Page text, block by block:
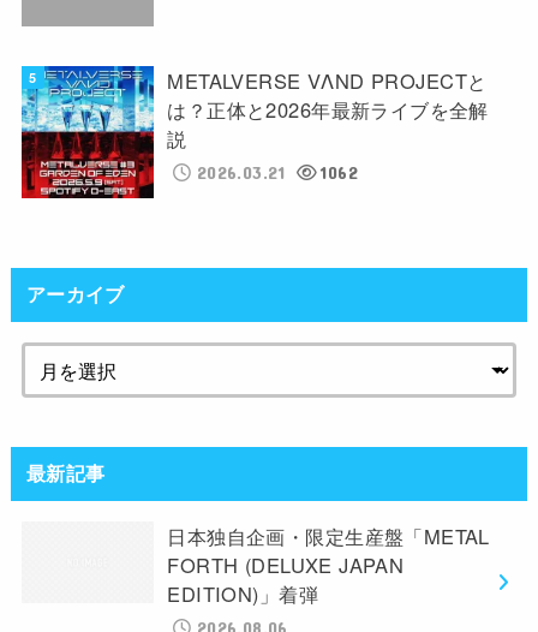
METALVERSE VΛND PROJECTと
は？正体と2026年最新ライブを全解
説
2026.03.21 1062
アーカイブ
最新記事
日本独自企画・限定生産盤「METAL
FORTH (DELUXE JAPAN
EDITION)」着弾
2026.08.06